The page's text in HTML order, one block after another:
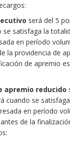
será del 5
se satisfaga la
en período
la providencia de
de apremio
apremio reducido
cuando se
en período
de la